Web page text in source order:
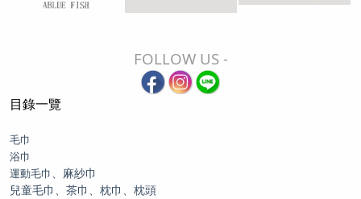
FOLLOW US -
目錄一覽
毛巾
浴巾
運動毛巾、麻紗巾
兒童毛巾、茶巾、枕巾、枕頭